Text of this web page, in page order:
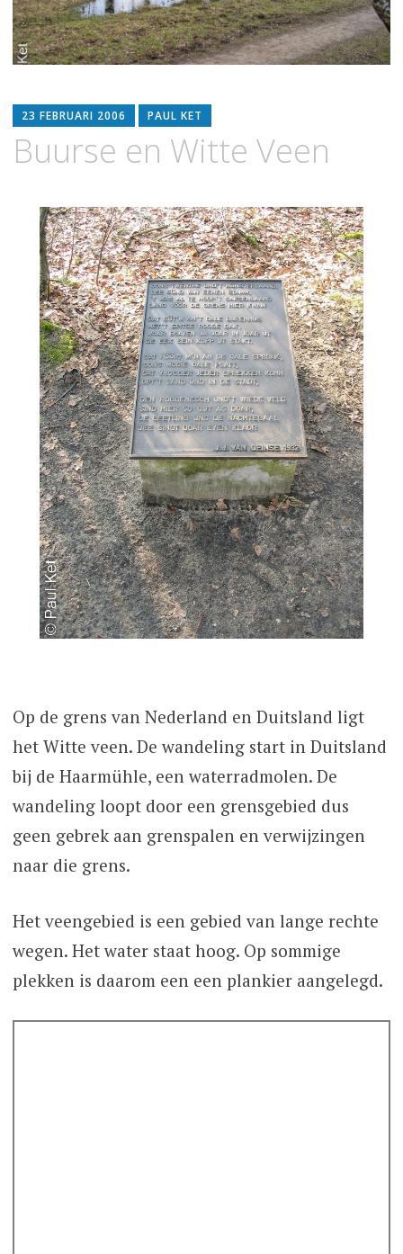
23 FEBRUARI 2006 PAUL KET
Buurse en Witte Veen
Op de grens van Nederland en Duitsland ligt
het Witte veen. De wandeling start in Duitsland
bij de Haarmühle, een waterradmolen. De
wandeling loopt door een grensgebied dus
geen gebrek aan grenspalen en verwijzingen
naar die grens.
Het veengebied is een gebied van lange rechte
wegen. Het water staat hoog. Op sommige
plekken is daarom een een plankier aangelegd.